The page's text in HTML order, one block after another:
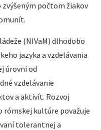
počtom žiakov
(NIVaM) dlhodobo
jazyka a vzdelávania
úrovni od
vzdelávanie
a aktivít. Rozvoj
rómskej kultúre považuje
tolerantnej a